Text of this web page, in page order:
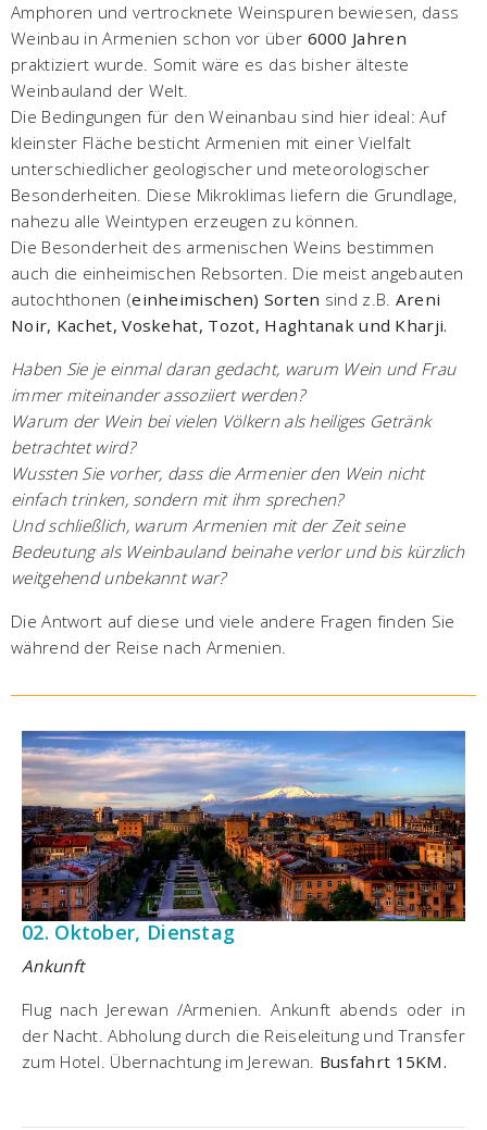
Amphoren und vertrocknete Weinspuren bewiesen, dass
Weinbau in Armenien schon vor über 6000 Jahren
praktiziert wurde. Somit wäre es das bisher älteste
Weinbauland der Welt.
Die Bedingungen für den Weinanbau sind hier ideal: Auf
kleinster Fläche besticht Armenien mit einer Vielfalt
unterschiedlicher geologischer und meteorologischer
Besonderheiten. Diese Mikroklimas liefern die Grundlage,
nahezu alle Weintypen erzeugen zu können.
Die Besonderheit des armenischen Weins bestimmen
auch die einheimischen Rebsorten. Die meist angebauten
autochthonen (einheimischen) Sorten sind z.B. Areni
Noir, Kachet, Voskehat, Tozot, Haghtanak und Kharji.
Haben Sie je einmal daran gedacht, warum Wein und Frau
immer miteinander assoziiert werden?
Warum der Wein bei vielen Völkern als heiliges Getränk
betrachtet wird?
Wussten Sie vorher, dass die Armenier den Wein nicht
einfach trinken, sondern mit ihm sprechen?
Und schließlich, warum Armenien mit der Zeit seine
Bedeutung als Weinbauland beinahe verlor und bis kürzlich
weitgehend unbekannt war?
Die Antwort auf diese und viele andere Fragen finden Sie
während der Reise nach Armenien.
02. Oktober, Dienstag
Ankunft
Flug nach Jerewan /Armenien. Ankunft abends oder in
der Nacht. Abholung durch die Reiseleitung und Transfer
zum Hotel. Übernachtung im Jerewan. Busfahrt 15KM.